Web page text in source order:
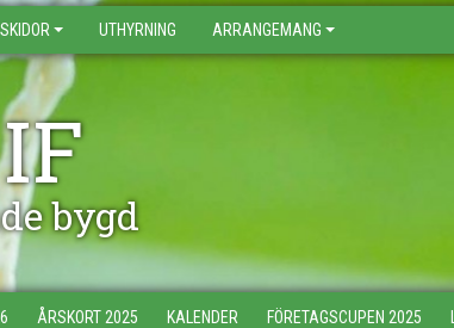
SKIDOR UTHYRNING ARRANGEMANG
bygd
ÅRSKORT 2025 KALENDER FÖRETAGSCUPEN 2025